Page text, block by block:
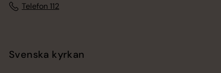
Telefon 112
Svenska kyrkan